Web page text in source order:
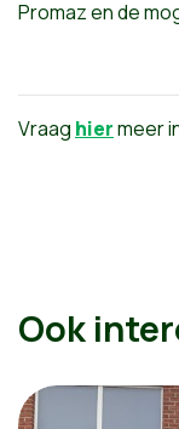
Promaz en de
Vraag hiermeer
Ook